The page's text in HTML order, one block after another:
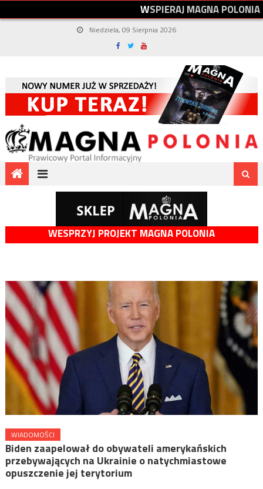
WSPIERAJMAGNAPOLONIA
Niedziela, 09 Sierpnia 2026
WESPRZYJ PROJEKT MAGNA POLONIA
WIADOMOŚCI
Biden zaapelował do obywateli amerykańskich
przebywających na Ukrainie o natychmiastowe
opuszczenie jej terytorium